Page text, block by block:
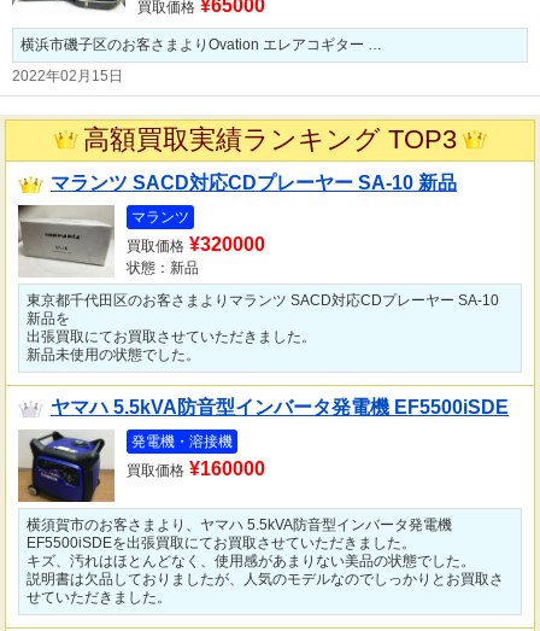
買取価格 ¥65000
横浜市磯子区のお客さまよりOvation エレアコギター …
2022年02月15日
高額買取実績ランキング TOP3
マランツ SACD対応CDプレーヤー SA-10 新品
マランツ
買取価格 ¥320000
状態：新品
東京都千代田区のお客さまよりマランツ SACD対応CDプレーヤー SA-10
新品を
出張買取にてお買取させていただきました。
新品未使用の状態でした。
ヤマハ 5.5kVA防音型インバータ発電機 EF5500iSDE
発電機・溶接機
買取価格 ¥160000
横須賀市のお客さまより、ヤマハ 5.5kVA防音型インバータ発電機
EF5500iSDEを出張買取にてお買取させていただきました。
キズ、汚れはほとんどなく、使用感があまりない美品の状態でした。
説明書は欠品しておりましたが、人気のモデルなのでしっかりとお買取さ
せていただきました。